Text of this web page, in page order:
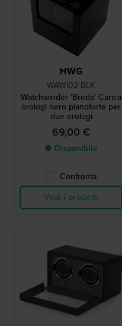
HWG
WAWI02-BLK
Watchwinder ‘Breda’ Carica
orologi nero pianoforte per
due orologi
69,00 €
● Disponibile
Confronta
Vedi i prodotti